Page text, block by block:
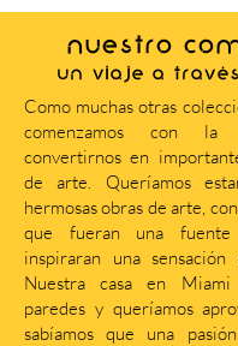
NUESTRO
Un viaje a
Como muchas otras
comenzamos con la
convertirnos en
de arte. Queríamos
hermosas obras de arte,
que fueran una
inspiraran una sensación
Nuestra casa en
paredes y queríamos
sabíamos que una